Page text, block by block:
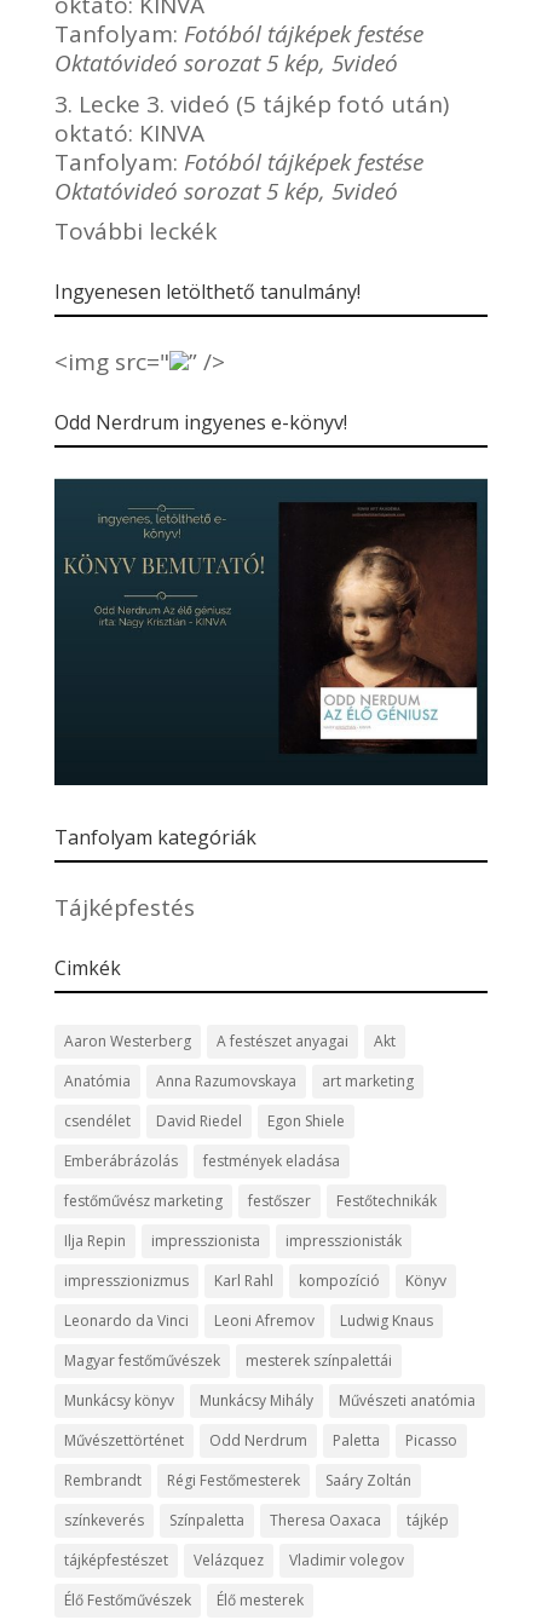
Tanfolyam: Fotóból tájképek festése
Oktatóvideó sorozat 5 kép, 5videó
3. Lecke 3. videó (5 tájkép fotó után)
oktató: KINVA
Tanfolyam: Fotóból tájképek festése
Oktatóvideó sorozat 5 kép, 5videó
További leckék
Ingyenesen letölthető tanulmány!
<img src=" ” />
Odd Nerdrum ingyenes e-könyv!
Tanfolyam kategóriák
Tájképfestés
Cimkék
Aaron Westerberg A festészet anyagai
Akt
Anatómia
Anna Razumovskaya
art marketing
csendélet
David Riedel
Egon Shiele
Emberábrázolás
festmények eladása
festőművész marketing
festőszer
Festőtechnikák
Ilja Repin
impresszionista
impresszionisták
impresszionizmus
Karl Rahl kompozíció
Könyv
Leonardo da Vinci
Leoni Afremov
Ludwig Knaus
Magyar festőművészek
mesterek színpalettái
Munkácsy könyv
Munkácsy Mihály
Művészeti anatómia
Művészettörténet
Odd Nerdrum Paletta
Picasso
Rembrandt
Régi Festőmesterek
Saáry Zoltán
színkeverés
Színpaletta Theresa Oaxaca
tájkép
tájképfestészet
Velázquez
Vladimir volegov
Élő Festőművészek
Élő mesterek